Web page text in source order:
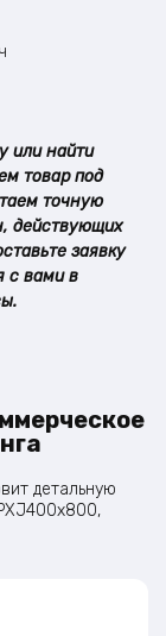
или найти
товар под
точную
действующих
заявку
с вами в
детальную